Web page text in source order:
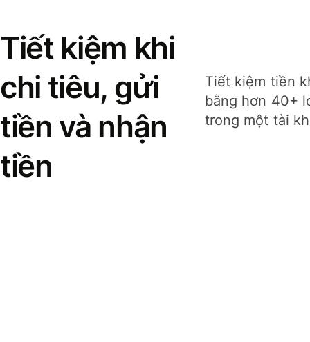
Tiết kiệm khi
chi tiêu, gửi
tiền và nhận
tiền
Tiết kiệm tiền
bằng hơn 40+
trong một tài